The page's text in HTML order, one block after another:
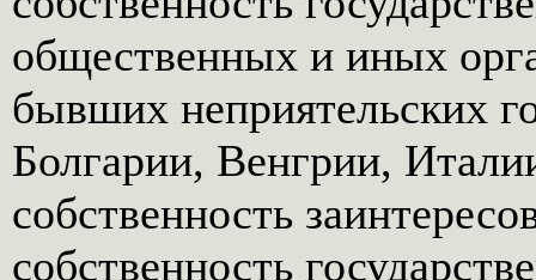
общественных и иных
бывших неприятельских
Болгарии, Венгрии,
собственность
собственность